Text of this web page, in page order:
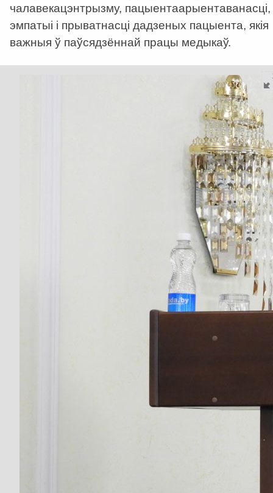
чалавекацэнтрызму, пацыентаарыентаванасці,
эмпатыі і прыватнасці дадзеных пацыента, якія
важныя ў паўсядзённай працы медыкаў.